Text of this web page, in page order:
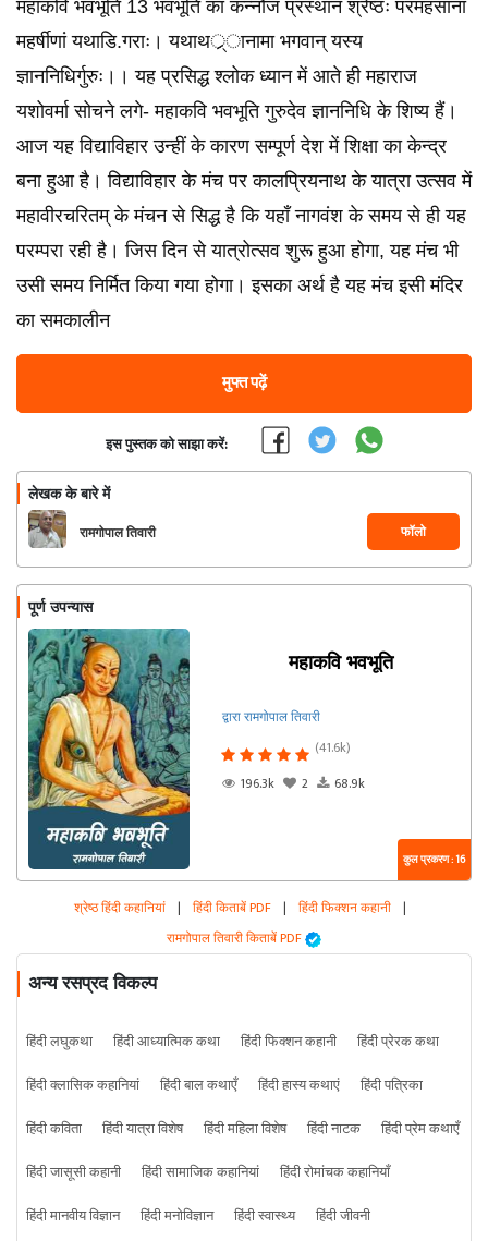
महाकवि भवभूति 13 भवभूति का कन्नौज प्रस्थान श्रेष्ठः परमहंसानां
महर्षीणां यथाडि.गराः। यथाथर््ानामा भगवान् यस्य
ज्ञाननिधिर्गुरुः।। यह प्रसिद्ध श्लोक ध्यान में आते ही महाराज
यशोवर्मा सोचने लगे- महाकवि भवभूति गुरुदेव ज्ञाननिधि के शिष्य हैं।
आज यह विद्याविहार उन्हीं के कारण सम्पूर्ण देश में शिक्षा का केन्द्र
बना हुआ है। विद्याविहार के मंच पर कालप्रियनाथ के यात्रा उत्सव में
महावीरचरितम् के मंचन से सिद्ध है कि यहाँ नागवंश के समय से ही यह
परम्परा रही है। जिस दिन से यात्रोत्सव शुरू हुआ होगा, यह मंच भी
उसी समय निर्मित किया गया होगा। इसका अर्थ है यह मंच इसी मंदिर
का समकालीन
मुफ्त पढ़ें
इस पुस्तक को साझा करें:
लेखक के बारे में
रामगोपाल तिवारी फॉलो
पूर्ण उपन्यास
महाकवि भवभूति
द्वारा रामगोपाल तिवारी
(41.6k)
196.3k
2 68.9k
कुल प्रकरण : 16
श्रेष्ठ हिंदी कहानियां | हिंदी किताबें PDF | हिंदी फिक्शन कहानी |
रामगोपाल तिवारी किताबें PDF
अन्य रसप्रद विकल्प
हिंदी लघुकथा हिंदी आध्यात्मिक कथा हिंदी फिक्शन कहानी
हिंदी प्रेरक कथा
हिंदी क्लासिक कहानियां
हिंदी बाल कथाएँ हिंदी हास्य कथाएं
हिंदी पत्रिका
हिंदी कविता
हिंदी यात्रा विशेष हिंदी महिला विशेष हिंदी नाटक
हिंदी प्रेम कथाएँ
हिंदी जासूसी कहानी
हिंदी सामाजिक कहानियां
हिंदी रोमांचक कहानियाँ
हिंदी मानवीय विज्ञान
हिंदी मनोविज्ञान हिंदी स्वास्थ्य हिंदी जीवनी